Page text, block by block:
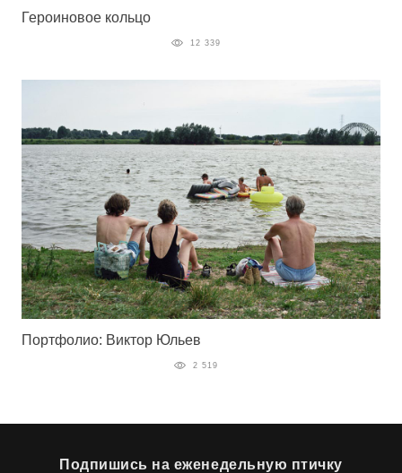
Героиновое кольцо
12 339
Портфолио: Виктор Юльев
2 519
Подпишись на еженедельную птичку